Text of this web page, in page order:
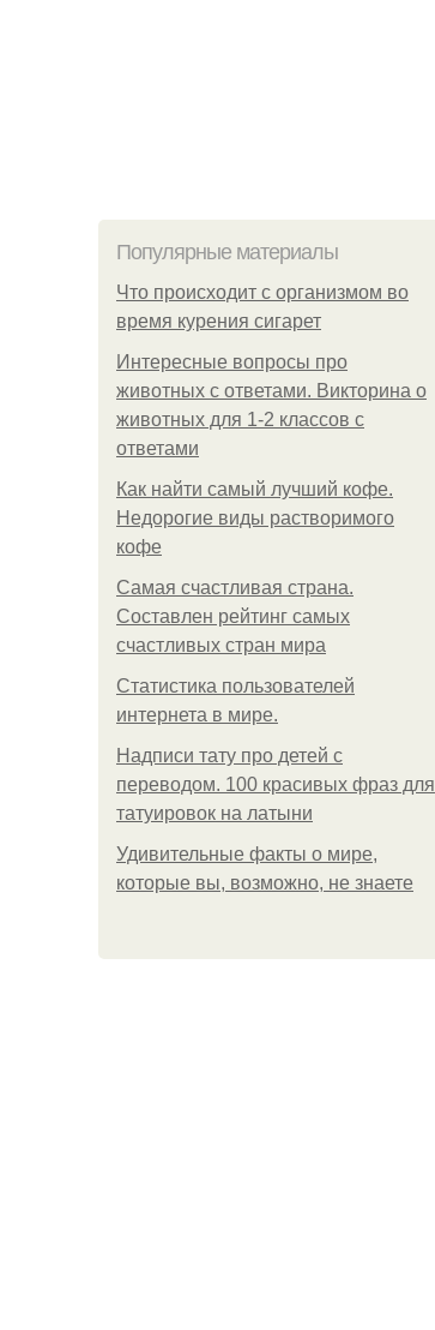
Популярные материалы
Что происходит с организмом во
время курения сигарет
Интересные вопросы про
животных с ответами. Викторина о
животных для 1-2 классов с
ответами
Как найти самый лучший кофе.
Недорогие виды растворимого
кофе
Самая счастливая страна.
Составлен рейтинг самых
счастливых стран мира
Статистика пользователей
интернета в мире.
Надписи тату про детей с
переводом. 100 красивых фраз для
татуировок на латыни
Удивительные факты о мире,
которые вы, возможно, не знаете